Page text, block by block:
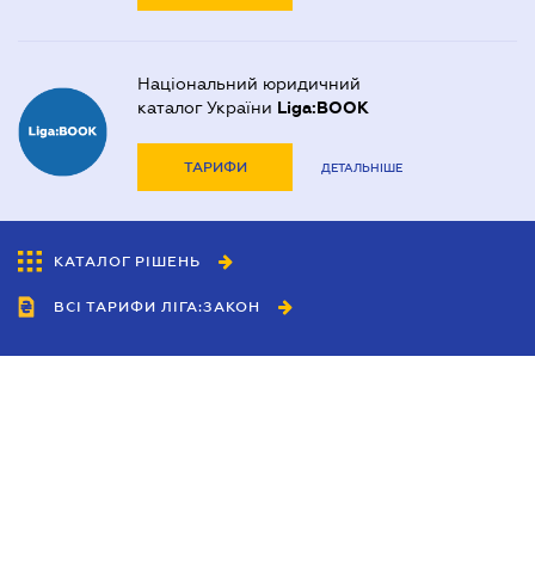
Національний юридичний
каталог України Liga:BOOK
ТАРИФИ ДЕТАЛЬНІШЕ
КАТАЛОГ РІШЕНЬ
ВСІ ТАРИФИ ЛІГА:ЗАКОН